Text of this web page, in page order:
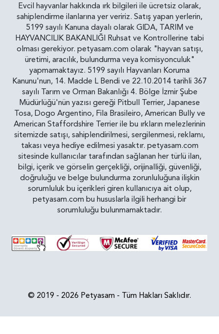
Evcil hayvanlar hakkında ırk bilgileri ile ücretsiz olarak,
sahiplendirme ilanlarına yer veririz. Satış yapan yerlerin,
5199 sayılı Kanuna dayalı olarak GIDA, TARIM ve
HAYVANCILIK BAKANLIĞI Ruhsat ve Kontrollerine tabi
olması gerekiyor. petyasam.com olarak "hayvan satışı,
üretimi, aracılık, bulundurma veya komisyonculuk"
yapmamaktayız. 5199 sayılı Hayvanları Koruma
Kanunu'nun, 14. Madde L Bendi ve 22.10.2014 tarihli 367
sayılı Tarım ve Orman Bakanlığı 4. Bölge İzmir Şube
Müdürlüğü'nün yazısı gereği Pitbull Terrier, Japanese
Tosa, Dogo Argentino, Fila Brasileiro, American Bully ve
American Staffordshire Terrier ile bu ırkların melezlerinin
sitemizde satışı, sahiplendirilmesi, sergilenmesi, reklamı,
takası veya hediye edilmesi yasaktır. petyasam.com
sitesinde kullanıcılar tarafından sağlanan her türlü ilan,
bilgi, içerik ve görselin gerçekliği, orijinalliği, güvenliği,
doğruluğu ve belge bulundurma zorunluluğuna ilişkin
sorumluluk bu içerikleri giren kullanıcıya ait olup,
petyasam.com bu hususlarla ilgili herhangi bir
sorumluluğu bulunmamaktadır.
© 2019 - 2026 Petyasam - Tüm Hakları Saklıdır.